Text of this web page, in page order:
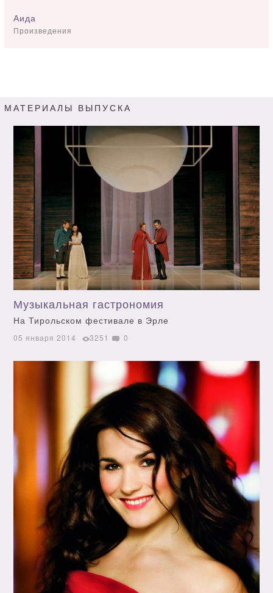
Аида
Произведения
МАТЕРИАЛЫ ВЫПУСКА
Музыкальная гастрономия
На Тирольском фестивале в Эрле
05 января 2014 3251 0